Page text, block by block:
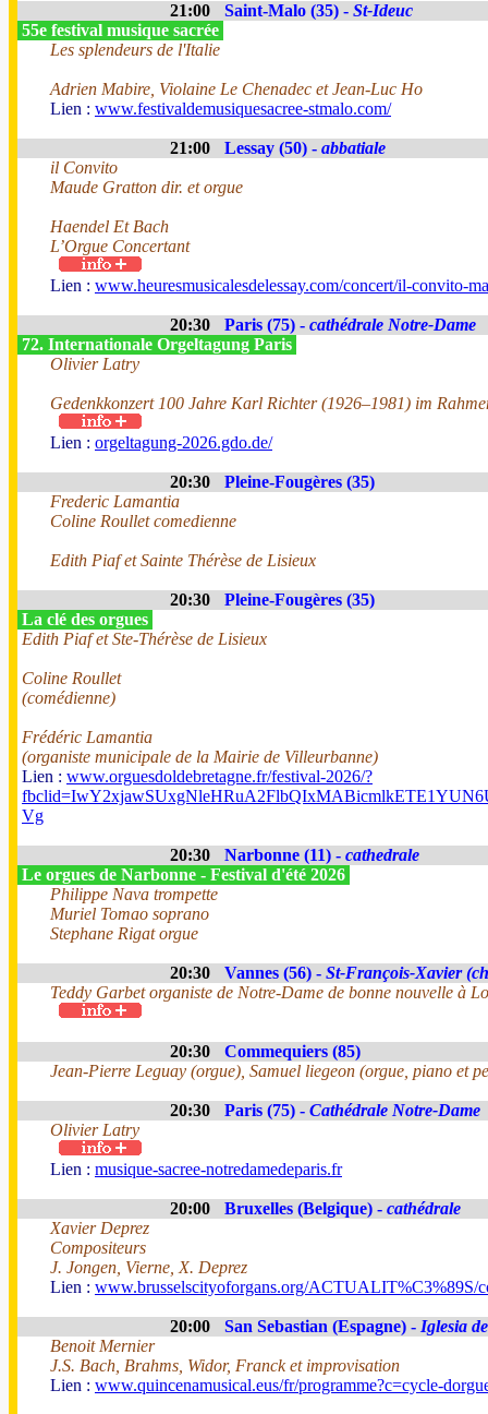
21:00 Saint-Malo (35) - St-Ideuc
55e festival musique sacrée
Les splendeurs de l'Italie
Adrien Mabire, Violaine Le Chenadec et Jean-Luc Ho
Lien : www.festivaldemusiquesacree-stmalo.com/
21:00 Lessay (50) - abbatiale
il Convito
Maude Gratton dir. et orgue
Haendel Et Bach
L’Orgue Concertant
Lien : www.heuresmusicalesdelessay.com/concert/il-convito-
20:30 Paris (75) - cathédrale Notre-Dame
72. Internationale Orgeltagung Paris
Olivier Latry
Gedenkkonzert 100 Jahre Karl Richter (1926–1981) im
Lien : orgeltagung-2026.gdo.de/
20:30
Pleine-Fougères (35)
Frederic Lamantia
Coline Roullet comedienne
Edith Piaf et Sainte Thérèse de Lisieux
20:30
Pleine-Fougères (35)
La clé des orgues
Edith Piaf et Ste-Thérèse de Lisieux
Coline Roullet
(comédienne)
Frédéric Lamantia
(organiste municipale de la Mairie de Villeurbanne)
Lien : www.orguesdoldebretagne.fr/festival-2026/?
Vg
20:30 Narbonne (11) - cathedrale
Le orgues de Narbonne - Festival d'été 2026
Philippe Nava trompette
Muriel Tomao soprano
Stephane Rigat orgue
20:30 Vannes (56) - St-François-Xavier
Teddy Garbet organiste de Notre-Dame de bonne nouvelle à
20:30
Commequiers (85)
Jean-Pierre Leguay (orgue), Samuel liegeon (orgue, piano et
20:30 Paris (75) - Cathédrale Notre-Dame
Olivier Latry
Lien : musique-sacree-notredamedeparis.fr
20:00 Bruxelles (Belgique) - cathédrale
Xavier Deprez
Compositeurs
J. Jongen, Vierne, X. Deprez
Lien : www.brusselscityoforgans.org/ACTUALIT%C3%89S/
20:00 San Sebastian (Espagne) - Iglesia
Benoit Mernier
J.S. Bach, Brahms, Widor, Franck et improvisation
Lien : www.quincenamusical.eus/fr/programme?c=cycle-